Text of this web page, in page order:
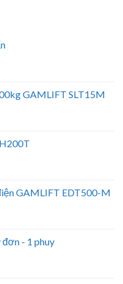
GAMLIFT SLT15M
GAMLIFT EDT500-M
- 1 phuy